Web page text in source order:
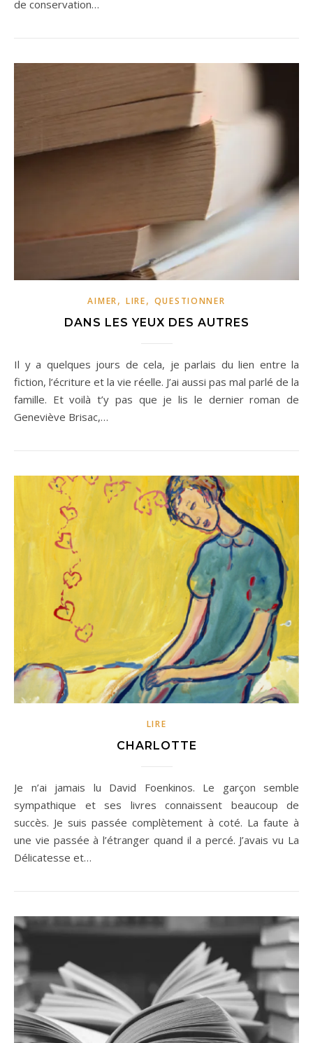
de conservation…
AIMER, LIRE, QUESTIONNER
DANS LES YEUX DES AUTRES
Il y a quelques jours de cela, je parlais du lien entre la
fiction, l’écriture et la vie réelle. J’ai aussi pas mal parlé de la
famille. Et voilà t’y pas que je lis le dernier roman de
Geneviève Brisac,…
LIRE
CHARLOTTE
Je n’ai jamais lu David Foenkinos. Le garçon semble
sympathique et ses livres connaissent beaucoup de
succès. Je suis passée complètement à coté. La faute à
une vie passée à l’étranger quand il a percé. J’avais vu La
Délicatesse et…